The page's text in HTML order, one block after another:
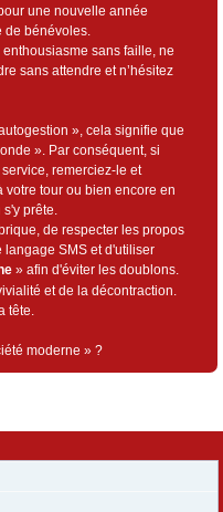
une nouvelle année
de bénévoles.
sans faille, ne
sans attendre et n’hésitez
», cela signifie que
». Par conséquent, si
remerciez-le et
tour ou bien encore en
prête.
de respecter les propos
langage SMS et d'utiliser
» afin d'éviter les doublons.
et de la décontraction.
tête.
moderne » ?